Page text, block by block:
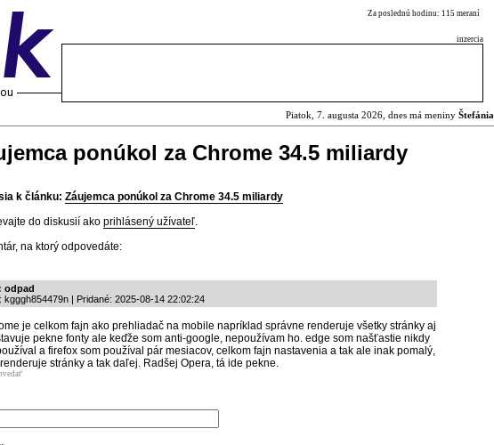
Za poslednú hodinu: 115 meraní
inzercia
Piatok, 7. augusta 2026, dnes má meniny Štefánia
ponúkol za Chrome 34.5 miliardy
k článku: Záujemca ponúkol za Chrome 34.5 miliardy
do diskusií ako prihlásený užívateľ.
na ktorý odpovedáte:
odpad
kgggh854479n | Pridané: 2025-08-14 22:02:24
je celkom fajn ako prehliadač na mobile napríklad správne renderuje všetky stránky aj
pekne fonty ale keďže som anti-google, nepoužívam ho. edge som našťastie nikdy
a firefox som používal pár mesiacov, celkom fajn nastavenia a tak ale inak pomalý,
stránky a tak daľej. Radšej Opera, tá ide pekne.